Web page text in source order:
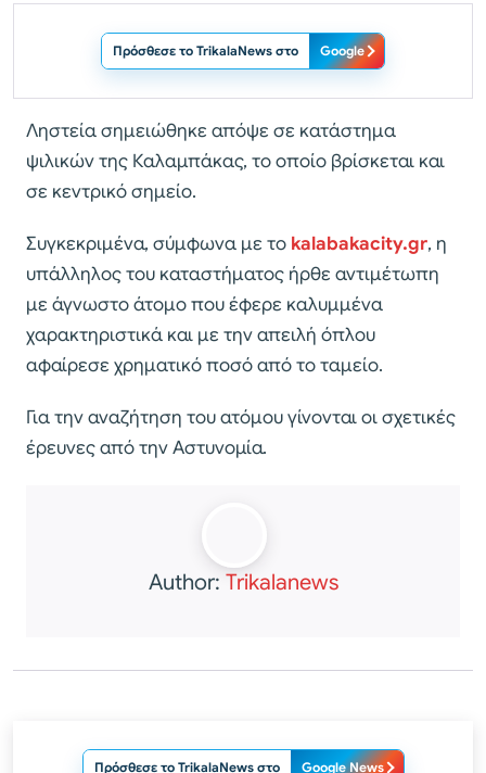
Πρόσθεσε το TrikalaNews στο Google
Ληστεία σημειώθηκε απόψε σε κατάστημα
ψιλικών της Καλαμπάκας, το οποίο βρίσκεται και
σε κεντρικό σημείο.
Συγκεκριμένα, σύμφωνα με το kalabakacity.gr, η
υπάλληλος του καταστήματος ήρθε αντιμέτωπη
με άγνωστο άτομο που έφερε καλυμμένα
χαρακτηριστικά και με την απειλή όπλου
αφαίρεσε χρηματικό ποσό από το ταμείο.
Για την αναζήτηση του ατόμου γίνονται οι σχετικές
έρευνες από την Αστυνομία.
Author: Trikalanews
Πρόσθεσε το TrikalaNews στο Google News